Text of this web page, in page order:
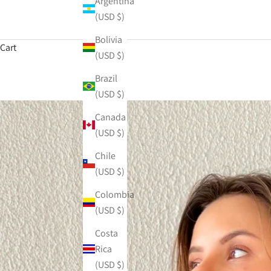
(USD $)
Bolivia
(USD $)
Brazil
(USD $)
Canada
(USD $)
Chile
(USD $)
Colombia
(USD $)
Costa
Rica
(USD $)
Cart